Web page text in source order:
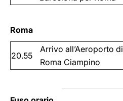
Roma
20.55
Arrivo all’Aeroporto di
Roma Ciampino